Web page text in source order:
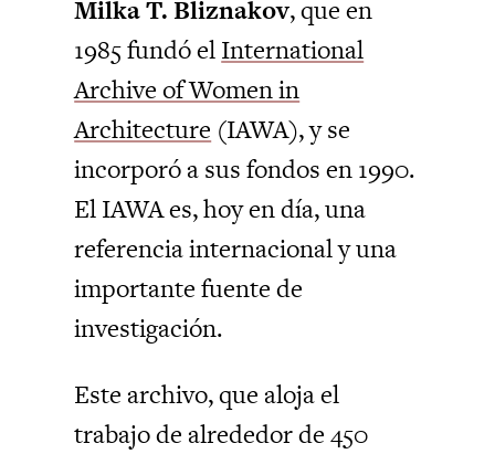
Milka T. Bliznakov, que en
1985 fundó elInternational
Archive of Women in
Architecture (IAWA), y se
incorporó a sus fondos en 1990.
El IAWA es, hoy en día, una
referencia internacional y una
importante fuente de
investigación.
Este archivo, que aloja el
trabajo de alrededor de 450